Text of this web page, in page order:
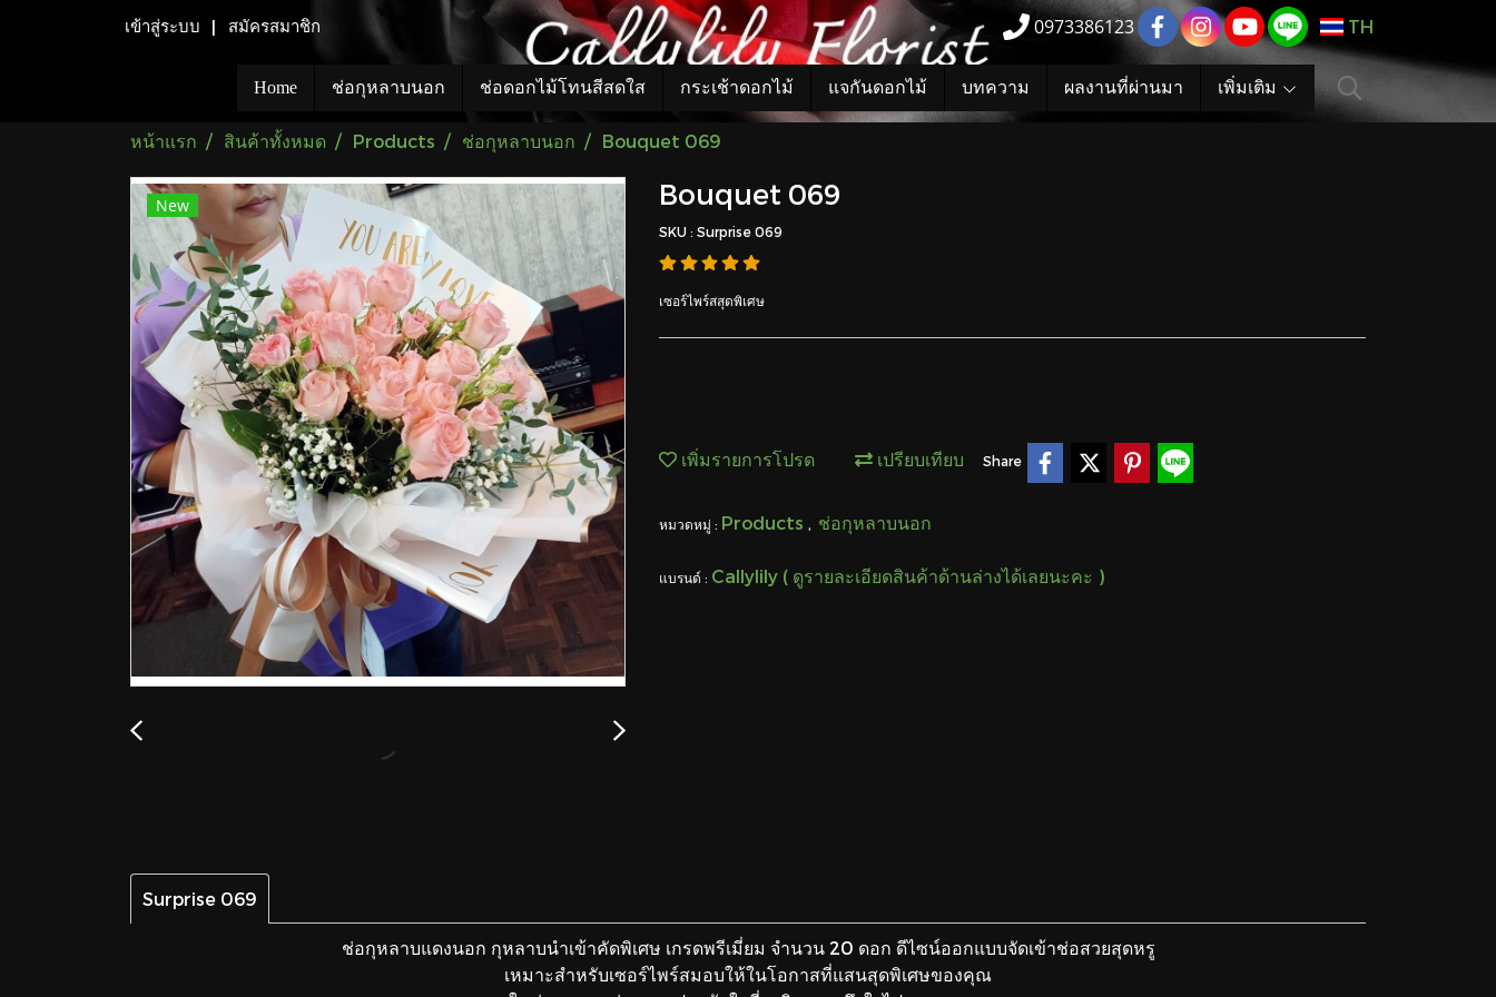
เข้าสู่ระบบ สมัครสมาชิก 0973386123 TH
Home ช่อกุหลาบนอก ช่อดอกไม้โทนสีสดใส กระเช้าดอกไม้ แจกันดอกไม้ บทความ ผลงานที่ผ่านมา เพิ่มเติม
หน้าแรก สินค้าทั้งหมด Products ช่อกุหลาบนอก Bouquet 069
New Bouquet 069
SKU : Surprise 069
เซอร์ไพร์สสุดพิเศษ
เพิ่มรายการโปรด เปรียบเทียบ Share
หมวดหมู่ : Products , ช่อกุหลาบนอก
แบรนด์ : Callylily ( ดูรายละเอียดสินค้าด้านล่างได้เลยนะคะ )
Surprise 069
ช่อกุหลาบแดงนอก กุหลาบนำเข้าคัดพิเศษ เกรดพรีเมี่ยม จำนวน 20 ดอก ดีไซน์ออกแบบจัดเข้าช่อสวยสุดหรู
เหมาะสำหรับเซอร์ไพร์สมอบให้ในโอกาสที่แสนสุดพิเศษของคุณ